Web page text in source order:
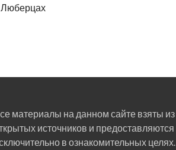
Люберцах
материалы на данном сайте взяты из
источников и предоставляются
в ознакомительных целях.